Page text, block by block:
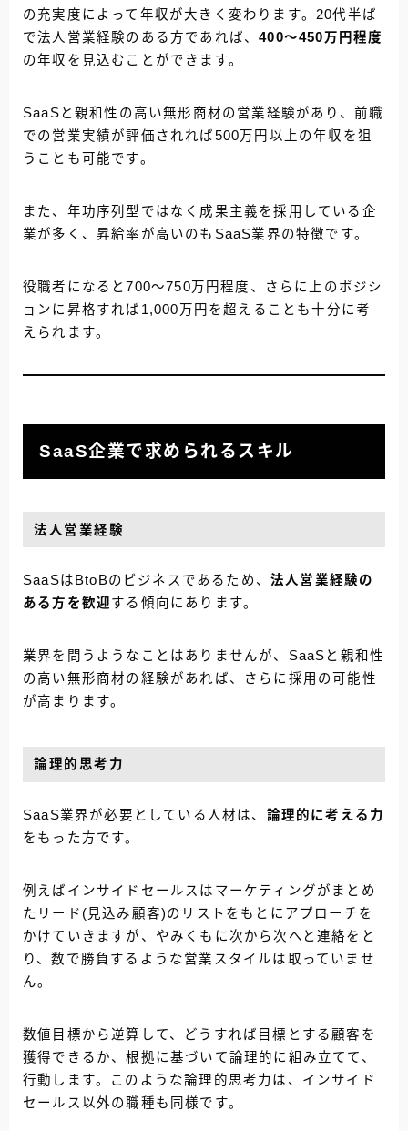
の充実度によって年収が大きく変わります。20代半ば
で法人営業経験のある方であれば、400～450万円程度
の年収を見込むことができます。
SaaSと親和性の高い無形商材の営業経験があり、前職
での営業実績が評価されれば500万円以上の年収を狙
うことも可能です。
また、年功序列型ではなく成果主義を採用している企
業が多く、昇給率が高いのもSaaS業界の特徴です。
役職者になると700～750万円程度、さらに上のポジシ
ョンに昇格すれば1,000万円を超えることも十分に考
えられます。
SaaS企業で求められるスキル
法人営業経験
SaaSはBtoBのビジネスであるため、 法人営業経験の
ある方を歓迎する傾向にあります。
業界を問うようなことはありませんが、SaaSと親和性
の高い無形商材の経験があれば、さらに採用の可能性
が高まります。
論理的思考力
SaaS業界が必要としている人材は、 論理的に考える力
をもった方です。
例えばインサイドセールスはマーケティングがまとめ
たリード(見込み顧客)のリストをもとにアプローチを
かけていきますが、やみくもに次から次へと連絡をと
り、数で勝負するような営業スタイルは取っていませ
ん。
数値目標から逆算して、どうすれば目標とする顧客を
獲得できるか、根拠に基づいて論理的に組み立てて、
行動します。このような論理的思考力は、インサイド
セールス以外の職種も同様です。